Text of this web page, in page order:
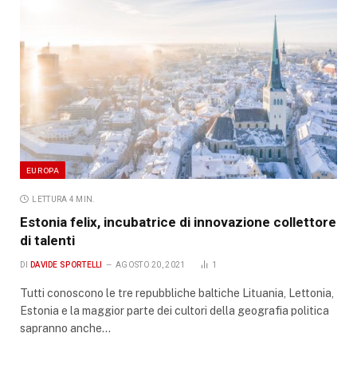
EUROPA
LETTURA 4 MIN.
Estonia felix, incubatrice di innovazione collettore
di talenti
DI DAVIDE SPORTELLI AGOSTO 20, 2021 1
Tutti conoscono le tre repubbliche baltiche Lituania, Lettonia,
Estonia e la maggior parte dei cultori della geografia politica
sapranno anche…